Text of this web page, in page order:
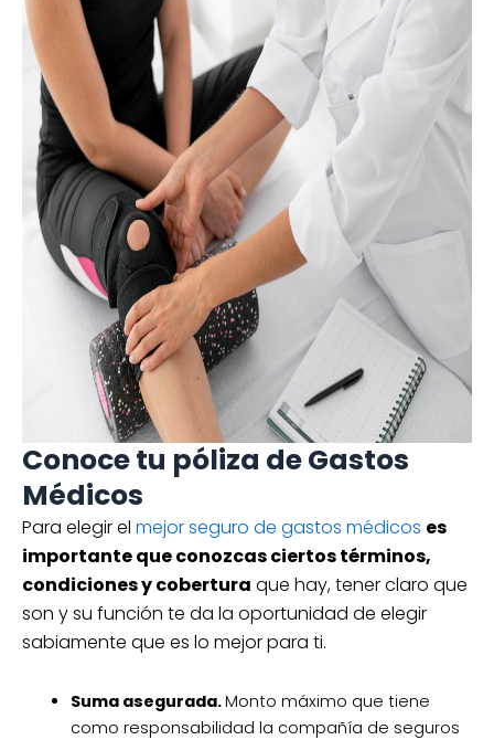
Conoce tu póliza de Gastos
Médicos
Para elegir el mejor seguro de gastos médicos es
importante que conozcas ciertos términos,
condiciones y cobertura que hay, tener claro que
son y su función te da la oportunidad de elegir
sabiamente que es lo mejor para ti.
Suma asegurada.Monto máximo que tiene
como responsabilidad la compañía de seguros